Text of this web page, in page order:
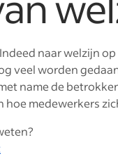
naar welzijn
veel worden
name de
medewerkers